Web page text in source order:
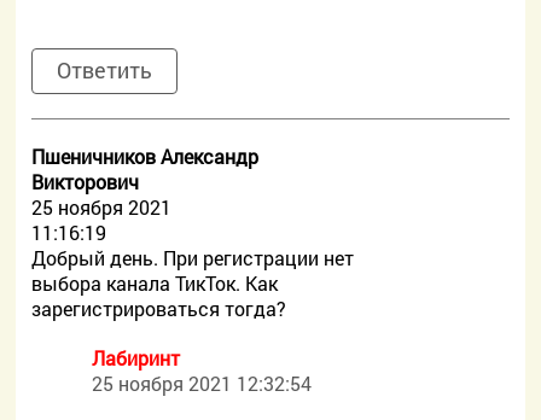
Ответить
Пшеничников Александр
Викторович
25 ноября 2021
11:16:19
Добрый день. При регистрации нет
выбора канала ТикТок. Как
зарегистрироваться тогда?
Лабиринт
25 ноября 2021 12:32:54